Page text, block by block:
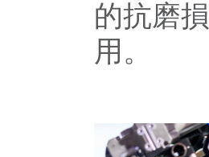
的抗磨
用。